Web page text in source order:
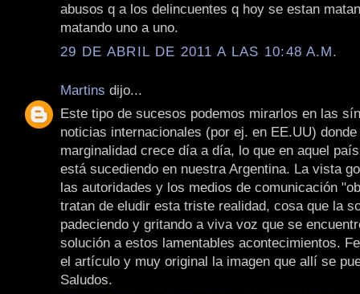
abusos q a los delincuentes q hoy se estan
matando uno a uno.
29 DE ABRIL DE 2011 A LAS 10:48 A.M.
Martins dijo...
Este tipo de sucesos podemos mirarlos en las
noticias internacionales (por ej. en EE.UU)
marginalidad crece día a día, lo que en aquel
está sucediendo en nuestra Argentina. La vista
las autoridades y los medios de comunicación
tratan de eludir esta triste realidad, cosa que la
padeciendo y gritando a viva voz que se
solución a estos lamentables acontecimientos.
el artículo y muy original la imagen que allí se
Saludos.